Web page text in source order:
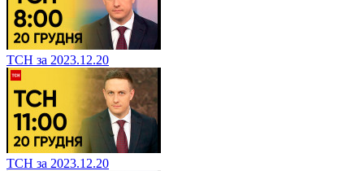
ТСН за 2023.12.20
ТСН за 2023.12.20